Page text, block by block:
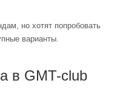
но хотят попробовать
варианты.
в GMT-club